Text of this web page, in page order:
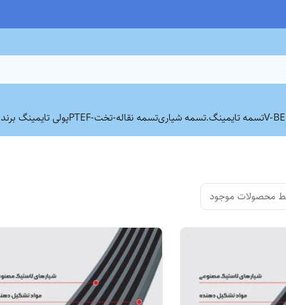
تسمه تایمینگ.تسمه شیاریتسمه نقاله-تخت-PTEF پولی تایمینگ برند OBC
محصولات موجود